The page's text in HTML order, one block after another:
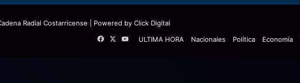
Radial Costarricense | Powered by Click Digital
ULTIMA HORA
Nacionales Política Economía
Facebook
X YouTube